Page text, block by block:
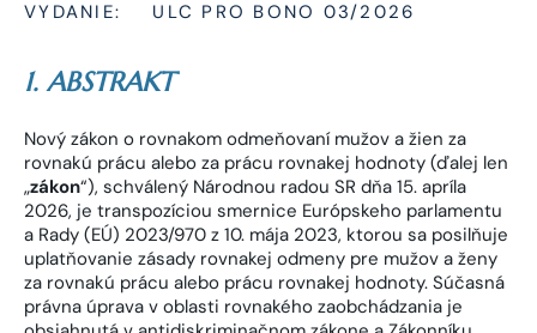
VYDANIE: ULC PRO BONO 03/2026
1. ABSTRAKT
Nový zákon o rovnakom odmeňovaní mužov a žien za
rovnakú prácu alebo za prácu rovnakej hodnoty (ďalej len
„zákon“), schválený Národnou radou SR dňa 15. apríla
2026, je transpozíciou smernice Európskeho parlamentu
a Rady (EÚ) 2023/970 z 10. mája 2023, ktorou sa posilňuje
uplatňovanie zásady rovnakej odmeny pre mužov a ženy
za rovnakú prácu alebo prácu rovnakej hodnoty. Súčasná
právna úprava v oblasti rovnakého zaobchádzania je